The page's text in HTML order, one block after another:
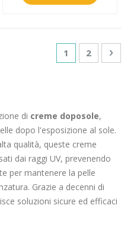
Pagina
Attualmente
1 Pagina
2
di creme doposole,
dopo l'esposizione al sole.
qualità, queste creme
dai raggi UV, prevenendo
per mantenere la pelle
Grazie a decenni di
soluzioni sicure ed efficaci